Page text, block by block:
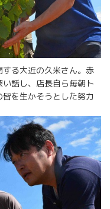
る大近の久米さん。赤
話し、店長自ら毎朝ト
を生かそうとした努力